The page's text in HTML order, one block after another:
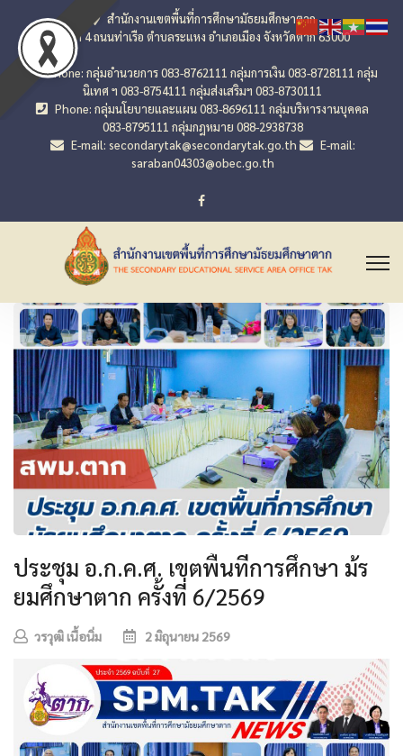
สำนักงานเขตพื้นที่การศึกษามัธยมศึกษาตาก
เลขที่ 4 ถนนท่าเรือ ตำบลระแหง อำเภอเมือง จังหวัดตาก 63000
Phone: กลุ่มอำนวยการ 083-8762111 กลุ่มการเงิน 083-8728111 กลุ่ม
นิเทศ ฯ 083-8754111 กลุ่มส่งเสริมฯ 083-8730111
Phone: กลุ่มนโยบายและแผน 083-8696111 กลุ่มบริหารงานบุคคล
083-8795111 กลุ่มกฎหมาย 088-2938738
E-mail: secondarytak@secondarytak.go.th
E-mail:
saraban04303@obec.go.th
ประชุม อ.ก.ค.ศ. เขตพื้นที่การศึกษา ม้ร
ยมศึกษาตาก ครั้งที่ 6/2569
วรวุฒิ เนื้อนิ่ม 2 มิถุนายน 2569